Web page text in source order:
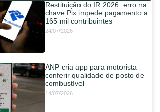
Restituição do IR 2026: erro na
chave Pix impede pagamento a
165 mil contribuintes
24/07/2026
ANP cria app para motorista
conferir qualidade de posto de
combustível
14/07/2026